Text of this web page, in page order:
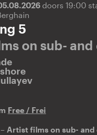
doors 19:00
5
on sub-
Free / Frei
– Artist films on sub-